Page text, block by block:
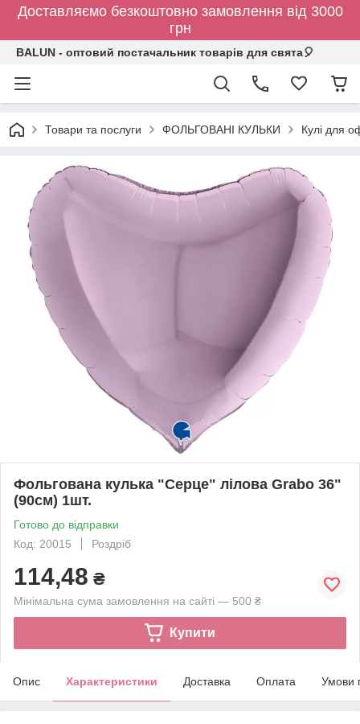
Доставляємо безкоштовно замовлення від 3000
грн
BALUN - оптовий постачальник товарів для свята🎈
Товари та послуги ФОЛЬГОВАНІ КУЛЬКИ Кулі для
Фольгована кулька "Серце" лілова Grabo 36"
(90см) 1шт.
Готово до відправки
Код: 20015
Роздріб
114,48 ₴
Мінімальна сума замовлення на сайті — 500 ₴
Купити
Опис Характеристики Доставка Оплата Умови